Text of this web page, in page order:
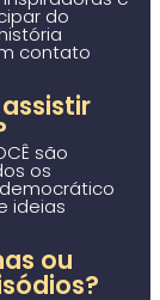
do
contato
são
os
ideias
ou